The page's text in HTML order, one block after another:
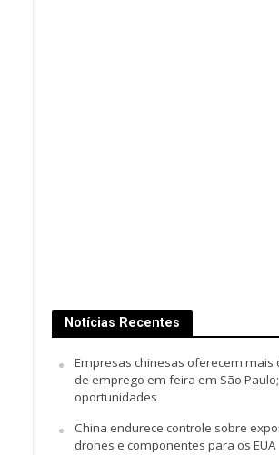
Notícias Recentes
Empresas chinesas oferecem mais
de emprego em feira em São
oportunidades
China endurece controle sobre
drones e componentes para os EUA